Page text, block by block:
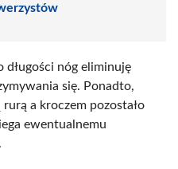
nóg eliminuję
się. Ponadto,
a kroczem pozostało
ewentualnemu